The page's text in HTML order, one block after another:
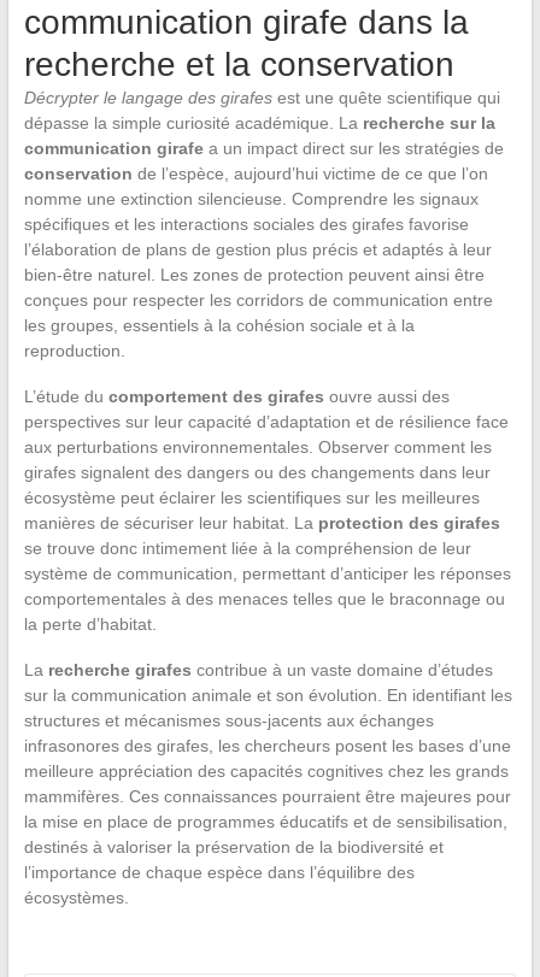
communication girafe dans la
recherche et la conservation
Décrypter le langage des girafesest une quête scientifique qui
dépasse la simple curiosité académique. La recherche sur la
communication girafea un impact direct sur les stratégies de
conservation de l’espèce, aujourd’hui victime de ce que l’on
nomme une extinction silencieuse. Comprendre les signaux
spécifiques et les interactions sociales des girafes favorise
l’élaboration de plans de gestion plus précis et adaptés à leur
bien-être naturel. Les zones de protection peuvent ainsi être
conçues pour respecter les corridors de communication entre
les groupes, essentiels à la cohésion sociale et à la
reproduction.
L’étude du comportement des girafes ouvre aussi des
perspectives sur leur capacité d’adaptation et de résilience face
aux perturbations environnementales. Observer comment les
girafes signalent des dangers ou des changements dans leur
écosystème peut éclairer les scientifiques sur les meilleures
manières de sécuriser leur habitat. La protection des girafes
se trouve donc intimement liée à la compréhension de leur
système de communication, permettant d’anticiper les réponses
comportementales à des menaces telles que le braconnage ou
la perte d’habitat.
La recherche girafes contribue à un vaste domaine d’études
sur la communication animale et son évolution. En identifiant les
structures et mécanismes sous-jacents aux échanges
infrasonores des girafes, les chercheurs posent les bases d’une
meilleure appréciation des capacités cognitives chez les grands
mammifères. Ces connaissances pourraient être majeures pour
la mise en place de programmes éducatifs et de sensibilisation,
destinés à valoriser la préservation de la biodiversité et
l’importance de chaque espèce dans l’équilibre des
écosystèmes.